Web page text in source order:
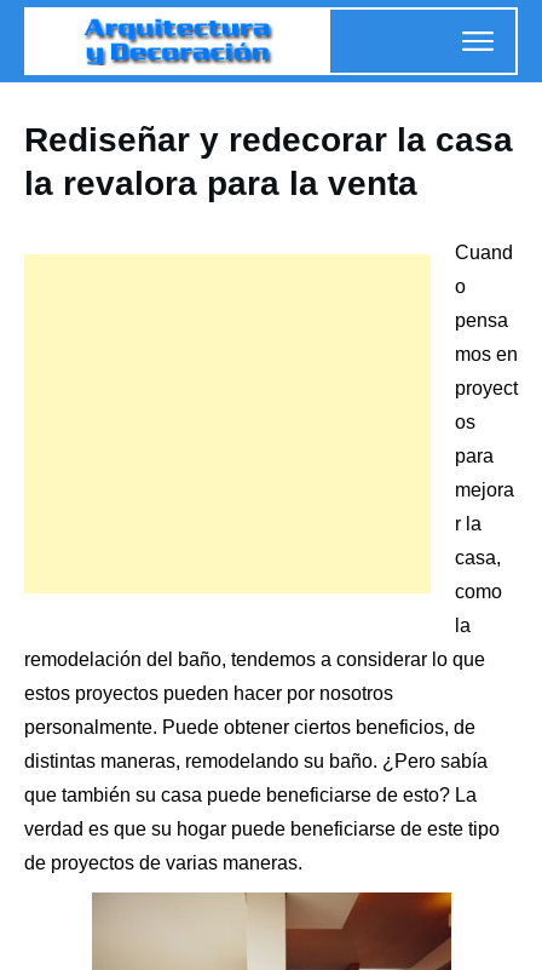
Rediseñar y redecorar la casa
la revalora para la venta
Cuand
o
pensa
mos en
proyect
os
para
mejora
r la
casa,
como
la
remodelación del baño, tendemos a considerar lo que
estos proyectos pueden hacer por nosotros
personalmente. Puede obtener ciertos beneficios, de
distintas maneras, remodelando su baño. ¿Pero sabía
que también su casa puede beneficiarse de esto? La
verdad es que su hogar puede beneficiarse de este tipo
de proyectos de varias maneras.